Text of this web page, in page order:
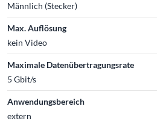
Männlich (Stecker)
Max. Auflösung
kein Video
Maximale Datenübertragungsrate
5 Gbit/s
Anwendungsbereich
extern